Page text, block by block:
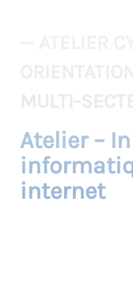
Atelier –
internet